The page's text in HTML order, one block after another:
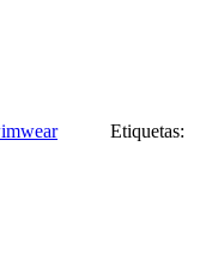
Etiquetas: